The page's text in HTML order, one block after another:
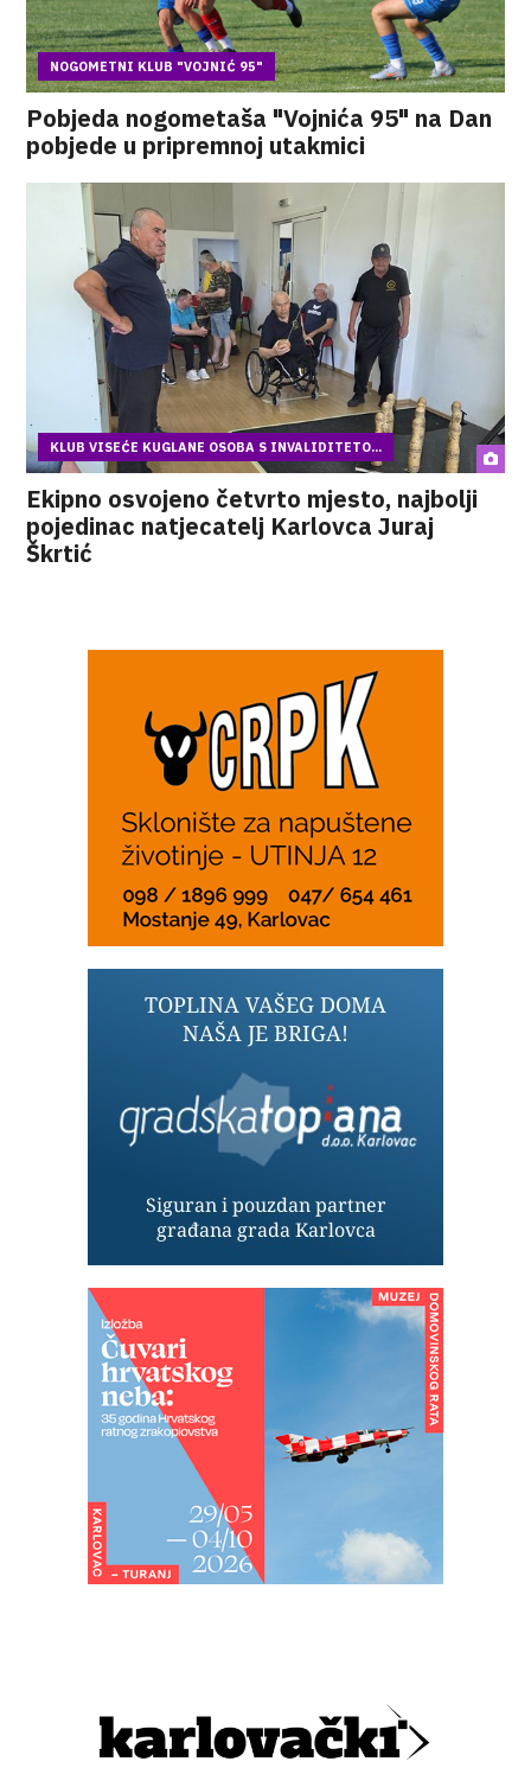
NOGOMETNI KLUB "VOJNIĆ 95"
Pobjeda nogometaša "Vojnića 95" na Dan
pobjede u pripremnoj utakmici
KLUB VISEĆE KUGLANE OSOBA S INVALIDITETO...
Ekipno osvojeno četvrto mjesto, najbolji
pojedinac natjecatelj Karlovca Juraj
Škrtić